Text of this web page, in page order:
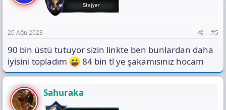
20 Ağu 2023 #5
90 bin üstü tutuyor sizin linkte ben bunlardan daha
iyisini topladım
84 bin tl ye şakamısınız hocam
Sahuraka